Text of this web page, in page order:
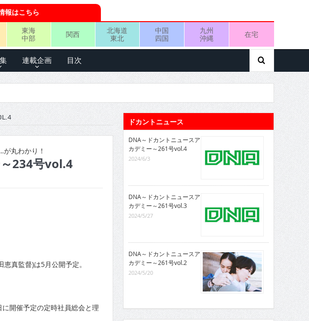
報はこちら
東海
中部
関西
北海道
東北
中国
四国
九州
沖縄
在宅
連載企画 目次
丸わかり！
234号vol.4
真監督)は5月公開予定。
開催予定の定時社員総会と理
ドカントニュース
DNA～ドカントニュースア
カデミー～261号vol.4
2024/6/3
DNA～ドカントニュースア
カデミー～261号vol.3
2024/5/27
DNA～ドカントニュースア
カデミー～261号vol.2
2024/5/20